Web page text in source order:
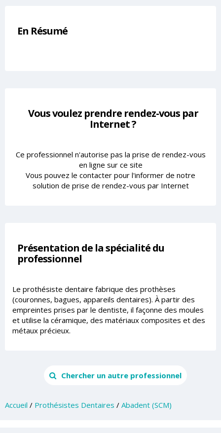
En Résumé
Vous voulez prendre rendez-vous par
Internet ?
Ce professionnel n'autorise pas la prise de rendez-vous
en ligne sur ce site
Vous pouvez le contacter pour l'informer de notre
solution de prise de rendez-vous par Internet
Présentation de la spécialité du
professionnel
Le prothésiste dentaire fabrique des prothèses
(couronnes, bagues, appareils dentaires). À partir des
empreintes prises par le dentiste, il façonne des moules
et utilise la céramique, des matériaux composites et des
métaux précieux.
Chercher un autre professionnel
Accueil / Prothésistes Dentaires / Abadent (SCM)